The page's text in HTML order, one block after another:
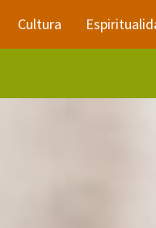
Cultura